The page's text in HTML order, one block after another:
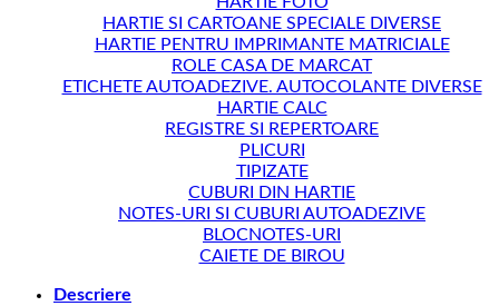
HARTIE SI CARTOANE SPECIALE DIVERSE
HARTIE PENTRU IMPRIMANTE MATRICIALE
ROLE CASA DE MARCAT
ETICHETE AUTOADEZIVE. AUTOCOLANTE DIVERSE
HARTIE CALC
REGISTRE SI REPERTOARE
PLICURI
TIPIZATE
CUBURI DIN HARTIE
NOTES-URI SI CUBURI AUTOADEZIVE
BLOCNOTES-URI
CAIETE DE BIROU
Descriere